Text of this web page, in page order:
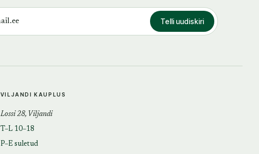
Telli uudiskiri
VILJANDI KAUPLUS
Lossi 28, Viljandi
T–L 10–18
P–E suletud